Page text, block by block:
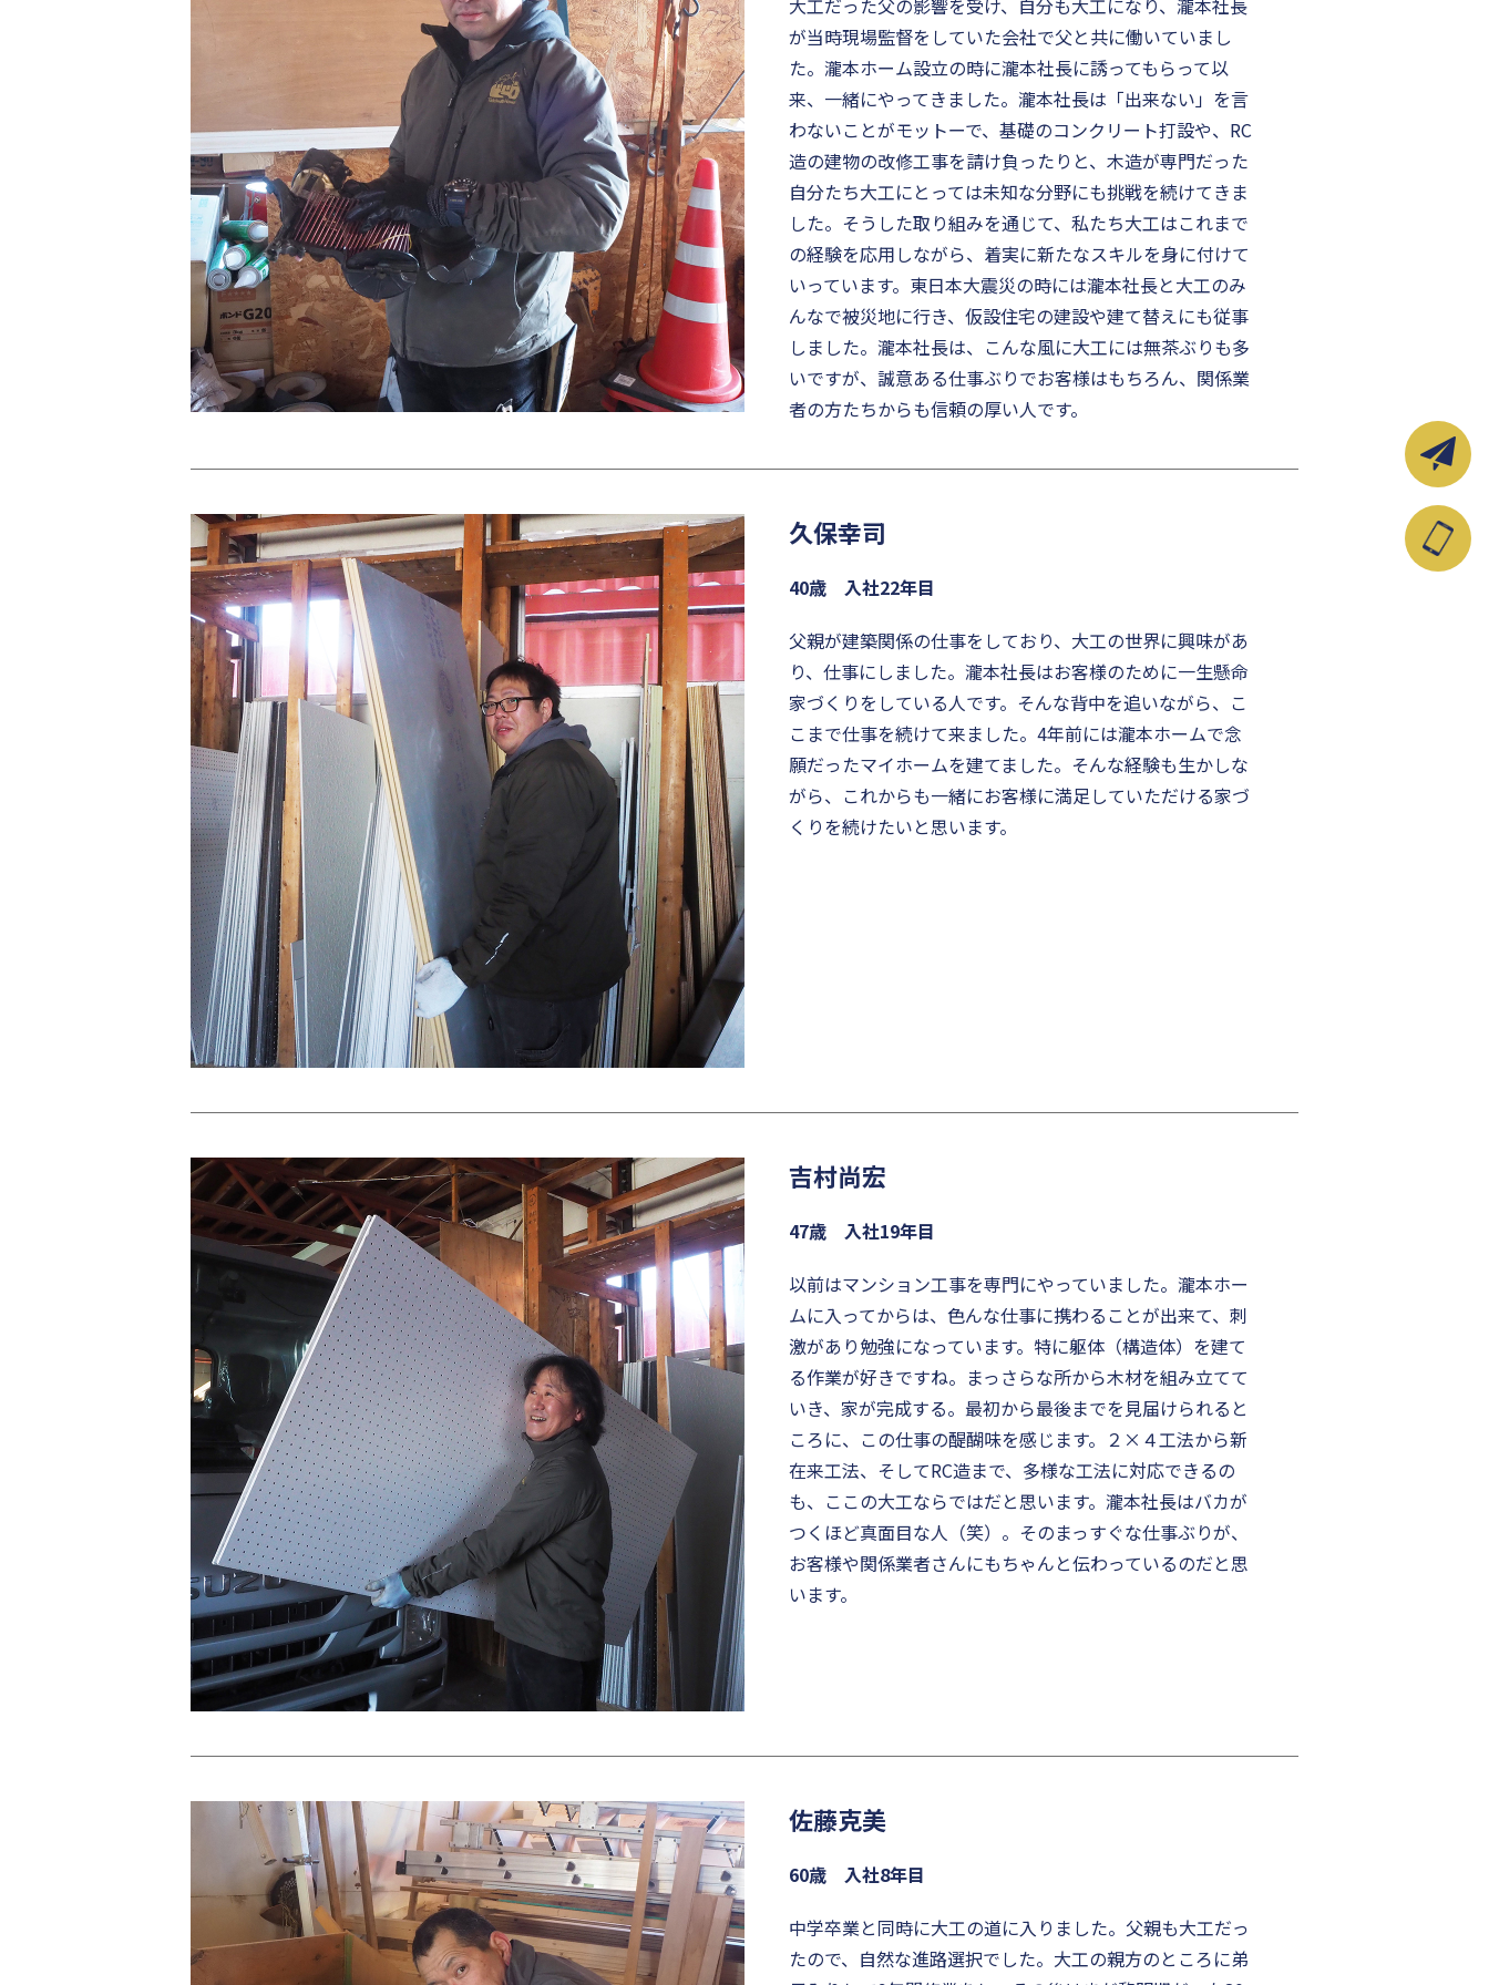
大工だった父の影響を受け、自分も大工になり、瀧本社長
が当時現場監督をしていた会社で父と共に働いていまし
た。瀧本ホーム設立の時に瀧本社長に誘ってもらって以
来、一緒にやってきました。瀧本社長は「出来ない」を言
わないことがモットーで、基礎のコンクリート打設や、RC
造の建物の改修工事を請け負ったりと、木造が専門だった
自分たち大工にとっては未知な分野にも挑戦を続けてきま
した。そうした取り組みを通じて、私たち大工はこれまで
の経験を応用しながら、着実に新たなスキルを身に付けて
いっています。東日本大震災の時には瀧本社長と大工のみ
んなで被災地に行き、仮設住宅の建設や建て替えにも従事
しました。瀧本社長は、こんな風に大工には無茶ぶりも多
いですが、誠意ある仕事ぶりでお客様はもちろん、関係業
者の方たちからも信頼の厚い人です。
久保幸司
40歳 入社22年目
父親が建築関係の仕事をしており、大工の世界に興味があ
り、仕事にしました。瀧本社長はお客様のために一生懸命
家づくりをしている人です。そんな背中を追いながら、こ
こまで仕事を続けて来ました。4年前には瀧本ホームで念
願だったマイホームを建てました。そんな経験も生かしな
がら、これからも一緒にお客様に満足していただける家づ
くりを続けたいと思います。
吉村尚宏
47歳 入社19年目
以前はマンション工事を専門にやっていました。瀧本ホー
ムに入ってからは、色んな仕事に携わることが出来て、刺
激があり勉強になっています。特に躯体（構造体）を建て
る作業が好きですね。まっさらな所から木材を組み立てて
いき、家が完成する。最初から最後までを見届けられると
ころに、この仕事の醍醐味を感じます。２×４工法から新
在来工法、そしてRC造まで、多様な工法に対応できるの
も、ここの大工ならではだと思います。瀧本社長はバカが
つくほど真面目な人（笑）。そのまっすぐな仕事ぶりが、
お客様や関係業者さんにもちゃんと伝わっているのだと思
います。
佐藤克美
60歳 入社8年目
中学卒業と同時に大工の道に入りました。父親も大工だっ
たので、自然な進路選択でした。大工の親方のところに弟